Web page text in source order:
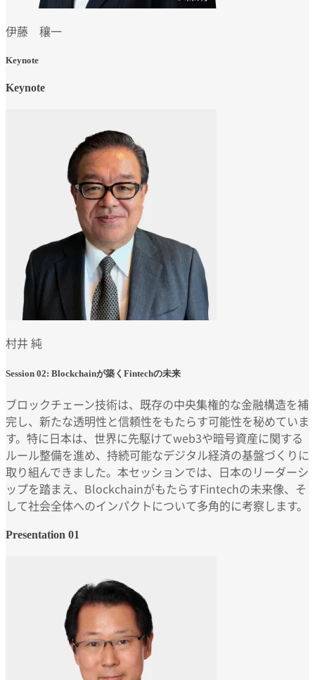
伊藤 穰一
Keynote
Keynote
村井 純
Session 02: Blockchainが築くFintechの未来
ブロックチェーン技術は、既存の中央集権的な金融構造を補
完し、新たな透明性と信頼性をもたらす可能性を秘めていま
す。特に日本は、世界に先駆けてweb3や暗号資産に関する
ルール整備を進め、持続可能なデジタル経済の基盤づくりに
取り組んできました。本セッションでは、日本のリーダーシ
ップを踏まえ、BlockchainがもたらすFintechの未来像、そ
して社会全体へのインパクトについて多角的に考察します。
Presentation 01